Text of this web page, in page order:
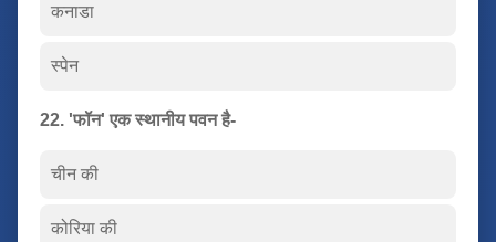
कनाडा
स्पेन
22. 'फॉन' एक स्थानीय पवन है-
चीन की
कोरिया की